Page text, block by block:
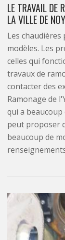
LE TRAVAIL DE
LA VILLE DE
Les
modèles. Les
celles qui
travaux de
contacter des
Ramonage de
qui a beaucoup
peut proposer
beaucoup de